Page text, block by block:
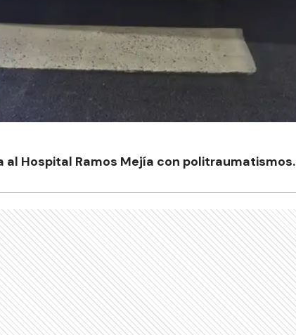
al Hospital Ramos Mejía con politraumatismos.